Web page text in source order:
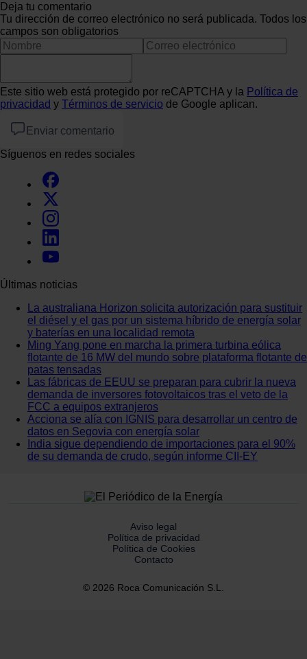
Deja tu comentario
Tu dirección de correo electrónico no será publicada. Todos los
campos son obligatorios
Este sitio web está protegido por reCAPTCHA y la Política de
privacidad y Términos de servicio de Google aplican.
Enviar comentario
Síguenos en redes sociales
Últimas noticias
La australiana Horizon solicita autorización para sustituir
el diésel y el gas por un sistema híbrido de energía solar
y baterías en una localidad remota
Ming Yang pone en marcha la primera turbina eólica
flotante de 16 MW del mundo sobre plataforma flotante de
patas tensadas
Las fábricas de EEUU se preparan para cubrir la nueva
demanda de inversores fotovoltaicos tras el veto de la
FCC a equipos extranjeros
Acciona se alía con IGNIS para desarrollar un centro de
datos en Segovia con energía solar
India sigue dependiendo de importaciones para el 90%
de su demanda de crudo, según informe CII-EY
Aviso legal
Política de privacidad
Política de Cookies
Contacto
© 2026 Roca Comunicación S.L.